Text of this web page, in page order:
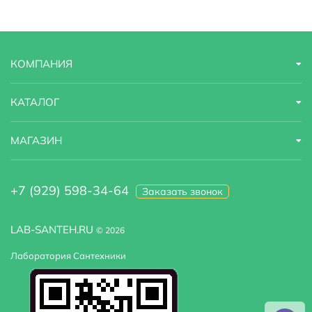
LAB-SANTEH.RU © 2026
Лаборатория Сантехники
КОМПАНИЯ
КАТАЛОГ
МАГАЗИН
+7 (929) 598-34-64 Заказать звонок